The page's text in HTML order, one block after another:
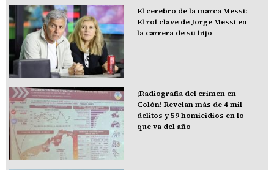
El cerebro de la marca Messi:
El rol clave de Jorge Messi en
la carrera de su hijo
¡Radiografía del crimen en
Colón! Revelan más de 4 mil
delitos y 59 homicidios en lo
que va del año